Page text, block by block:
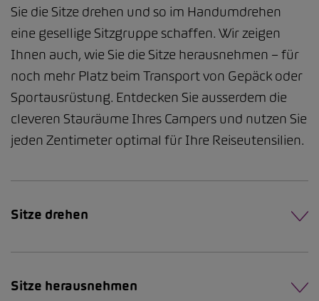
Sie die Sitze drehen und so im Handumdrehen
eine gesellige Sitzgruppe schaffen. Wir zeigen
Ihnen auch, wie Sie die Sitze herausnehmen – für
noch mehr Platz beim Transport von Gepäck oder
Sportausrüstung. Entdecken Sie ausserdem die
cleveren Stauräume Ihres Campers und nutzen Sie
jeden Zentimeter optimal für Ihre Reiseutensilien.
Sitze drehen
Sitze herausnehmen